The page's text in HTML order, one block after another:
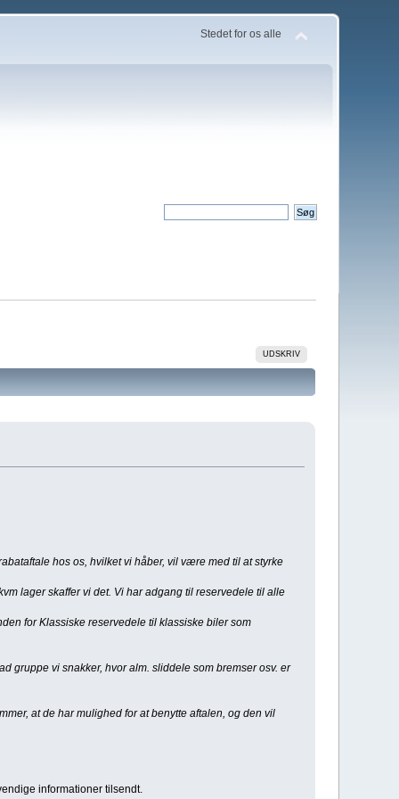
Stedet for os alle
UDSKRIV
hos os, hvilket vi håber, vil være med til at styrke
lager skaffer vi det. Vi har adgang til reservedele til alle
for Klassiske reservedele til klassiske biler som
gruppe vi snakker, hvor alm. sliddele som bremser osv. er
at de har mulighed for at benytte aftalen, og den vil
informationer tilsendt.